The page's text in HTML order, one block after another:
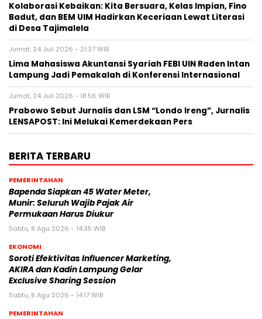
Kolaborasi Kebaikan: Kita Bersuara, Kelas Impian, Fino
Badut, dan BEM UIM Hadirkan Keceriaan Lewat Literasi
di Desa Tajimalela
Jumat, 24 Juli 2026 - 21:37 WIB
Lima Mahasiswa Akuntansi Syariah FEBI UIN Raden Intan
Lampung Jadi Pemakalah di Konferensi Internasional
Jumat, 24 Juli 2026 - 18:56 WIB
Prabowo Sebut Jurnalis dan LSM “Londo Ireng”, Jurnalis
LENSAPOST: Ini Melukai Kemerdekaan Pers
BERITA TERBARU
PEMERINTAHAN
‎Bapenda Siapkan 45 Water Meter,
Munir: Seluruh Wajib Pajak Air
Permukaan Harus Diukur
Sabtu, 8 Agu 2026 - 14:35 WIB
EKONOMI
Soroti Efektivitas Influencer Marketing,
AKIRA dan Kadin Lampung Gelar
Exclusive Sharing Session
Sabtu, 8 Agu 2026 - 14:17 WIB
PEMERINTAHAN